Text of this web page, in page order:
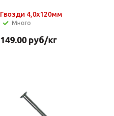
Гвозди 4,0х120мм
Много
149.00 руб/кг